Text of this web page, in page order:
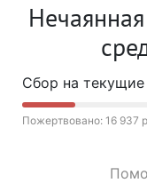
Сбор на
Пожертвовано: 16 937